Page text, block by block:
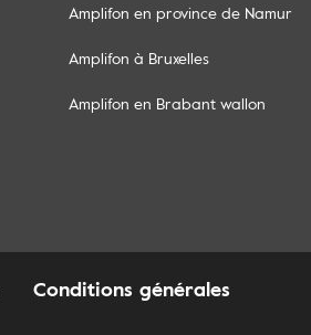
Amplifon en province de Namur
Amplifon à Bruxelles
Amplifon en Brabant wallon
Conditions générales